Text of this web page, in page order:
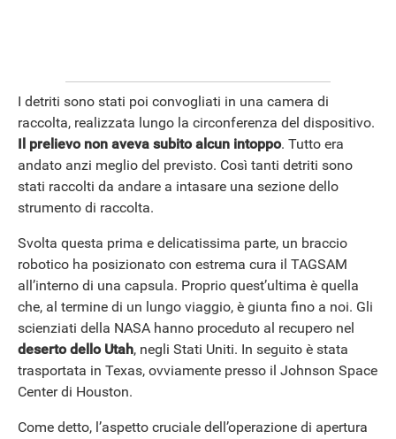
I detriti sono stati poi convogliati in una camera di
raccolta, realizzata lungo la circonferenza del dispositivo.
Il prelievo non aveva subito alcun intoppo. Tutto era
andato anzi meglio del previsto. Così tanti detriti sono
stati raccolti da andare a intasare una sezione dello
strumento di raccolta.
Svolta questa prima e delicatissima parte, un braccio
robotico ha posizionato con estrema cura il TAGSAM
all’interno di una capsula. Proprio quest’ultima è quella
che, al termine di un lungo viaggio, è giunta fino a noi. Gli
scienziati della NASA hanno proceduto al recupero nel
deserto dello Utah, negli Stati Uniti. In seguito è stata
trasportata in Texas, ovviamente presso il Johnson Space
Center di Houston.
Come detto, l’aspetto cruciale dell’operazione di apertura